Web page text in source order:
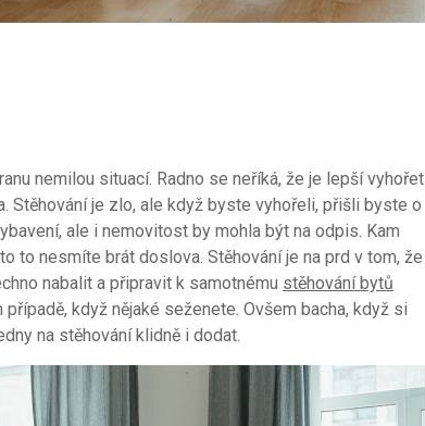
nemilou situací. Radno se neříká, že je lepší vyhořet
Stěhování je zlo, ale když byste vyhořeli, přišli byste o
ale i nemovitost by mohla být na odpis. Kam
to nesmíte brát doslova. Stěhování je na prd v tom, že
nabalit a připravit k samotnému stěhování bytů
když nějaké seženete. Ovšem bacha, když si
na stěhování klidně i dodat.